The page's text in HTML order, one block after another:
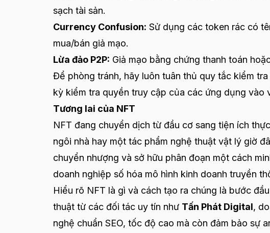
sạch tài sản.
Currency Confusion: Sử dụng các token rác có
mua/bán giả mạo.
Lừa đảo P2P: Giả mạo bằng chứng thanh toán
Để phòng tránh, hãy luôn tuân thủ quy tắc kiểm
kỳ kiểm tra quyền truy cập của các ứng dụng vào
Tương lai của NFT
NFT đang chuyển dịch từ đầu cơ sang tiện ích
ngôi nhà hay một tác phẩm nghệ thuật vật lý giờ
chuyển nhượng và sở hữu phân đoạn một cách
doanh nghiệp số hóa mô hình kinh doanh truyền
Hiểu rõ NFT là gì và cách tạo ra chúng là bước
thuật từ các đối tác uy tín như Tấn Phát Digital,
nghệ chuẩn SEO, tốc độ cao mà còn đảm bảo sự